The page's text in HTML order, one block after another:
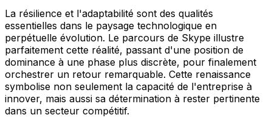
La résilience et l'adaptabilité sont des qualités
essentielles dans le paysage technologique en
perpétuelle évolution. Le parcours de Skype illustre
parfaitement cette réalité, passant d'une position de
dominance à une phase plus discrète, pour finalement
orchestrer un retour remarquable. Cette renaissance
symbolise non seulement la capacité de l'entreprise à
innover, mais aussi sa détermination à rester pertinente
dans un secteur compétitif.